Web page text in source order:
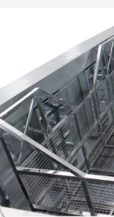
MAISON
PRODUITS
VR
SHOW